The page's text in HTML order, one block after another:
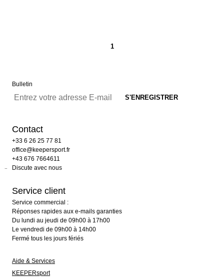
1
Bulletin
Contact
+33 6 26 25 77 81
office@keepersport.fr
+43 676 7664611
Discute avec nous
Service client
Service commercial :
Réponses rapides aux e-mails garanties
Du lundi au jeudi de 09h00 à 17h00
Le vendredi de 09h00 à 14h00
Fermé tous les jours fériés
Aide & Services
KEEPERsport